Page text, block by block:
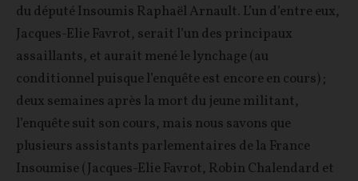
du député Insoumis Raphaël Arnault. L’un d’entre eux,
Jacques-Elie Favrot, serait l’un des principaux
assaillants, et aurait mené le lynchage (au
conditionnel puisque l’enquête est encore en cours) ;
deux semaines après la mort du jeune militant,
l’enquête suit son cours, mais nous savons que
plusieurs assistants parlementaires de la France
Insoumise (Jacques-Elie Favrot, Robin Chalendard et